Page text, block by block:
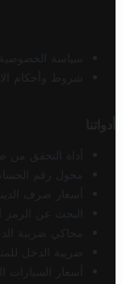
سياسة الخصوصية
شروط وأحكام
أدواتنا
أداة التحقق من
محول رقم
أسعار صرف
البحث عن الرمز
محاكي ضريبة
ضريبة الدخل
أسعار السيارات